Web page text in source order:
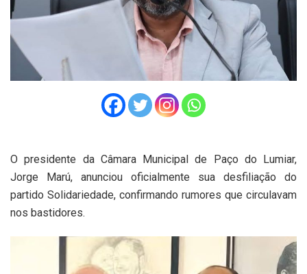
O presidente da Câmara Municipal de Paço do Lumiar,
Jorge Marú, anunciou oficialmente sua desfiliação do
partido Solidariedade, confirmando rumores que circulavam
nos bastidores.